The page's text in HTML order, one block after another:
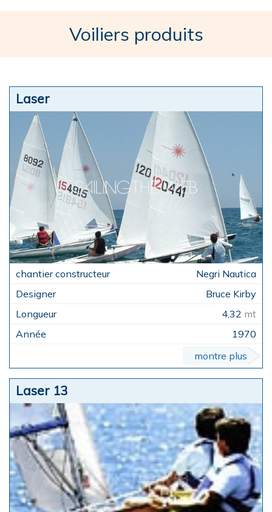
Voiliers produits
Laser
Negri Nautica
Bruce Kirby
4,32 mt
1970
montre plus
Laser 13